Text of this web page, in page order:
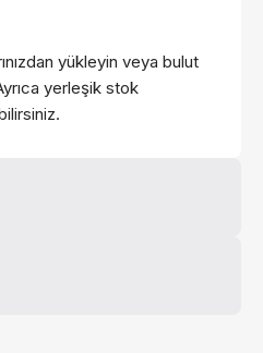
yükleyin veya bulut
yerleşik stok